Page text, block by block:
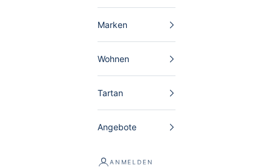
Marken
Wohnen
Tartan
Angebote
ANMELDEN